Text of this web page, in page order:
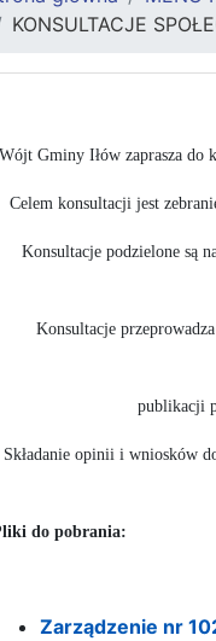
KONSULTACJE
Wójt Gminy Iłów zaprasza do
Celem konsultacji jest
Konsultacje podzielone są
Konsultacje
publikacji
Składanie opinii i wniosków
do pobrania:
Zarządzenie nr